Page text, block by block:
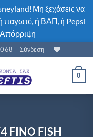
Μη ξεχάσεις να
παγωτό, ή ΒΑΠ, ή Pepsi
Απόρριψη
Σύνδεση
0
FINO FISH